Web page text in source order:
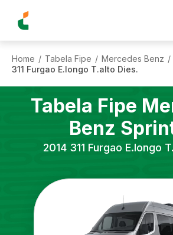
Home / Tabela Fipe / Mercedes Benz /
311 Furgao E.longo T.alto Dies.
Tabela Fipe
Benz
2014 311 Furgao E.longo